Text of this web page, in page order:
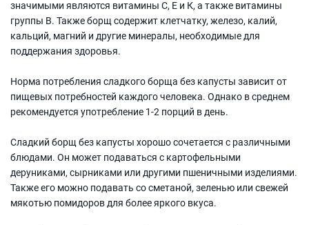
значимыми являются витамины С, Е и К, а также витамины
группы В. Также борщ содержит клетчатку, железо, калий,
кальций, магний и другие минералы, необходимые для
поддержания здоровья.
Норма потребления сладкого борща без капусты зависит от
пищевых потребностей каждого человека. Однако в среднем
рекомендуется употребление 1-2 порций в день.
Сладкий борщ без капусты хорошо сочетается с различными
блюдами. Он может подаваться с картофельными
деруниками, сырниками или другими пшеничными изделиями.
Также его можно подавать со сметаной, зеленью или свежей
мякотью помидоров для более яркого вкуса.